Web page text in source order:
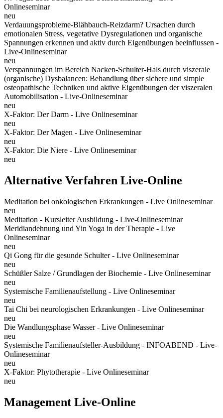
Onlineseminar
neu
Verdauungsprobleme-Blähbauch-Reizdarm? Ursachen durch
emotionalen Stress, vegetative Dysregulationen und organische
Spannungen erkennen und aktiv durch Eigenübungen beeinflussen -
Live-Onlineseminar
neu
Verspannungen im Bereich Nacken-Schulter-Hals durch viszerale
(organische) Dysbalancen: Behandlung über sichere und simple
osteopathische Techniken und aktive Eigenübungen der viszeralen
Automobilisation - Live-Onlineseminar
neu
X-Faktor: Der Darm - Live Onlineseminar
neu
X-Faktor: Der Magen - Live Onlineseminar
neu
X-Faktor: Die Niere - Live Onlineseminar
neu
Alternative Verfahren Live-Online
Meditation bei onkologischen Erkrankungen - Live Onlineseminar
neu
Meditation - Kursleiter Ausbildung - Live-Onlineseminar
Meridiandehnung und Yin Yoga in der Therapie - Live
Onlineseminar
neu
Qi Gong für die gesunde Schulter - Live Onlineseminar
neu
Schüßler Salze / Grundlagen der Biochemie - Live Onlineseminar
neu
Systemische Familienaufstellung - Live Onlineseminar
neu
Tai Chi bei neurologischen Erkrankungen - Live Onlineseminar
neu
Die Wandlungsphase Wasser - Live Onlineseminar
neu
Systemische Familienaufsteller-Ausbildung - INFOABEND - Live-
Onlineseminar
neu
X-Faktor: Phytotherapie - Live Onlineseminar
neu
Management Live-Online